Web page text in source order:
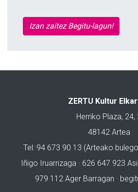
Izan zaitez Begitu-lagun!
ZERTU Kultur
Herriko Plaza, 24,
48142 Artea
Tel: 94 673 90 13 (Arteako
Iñigo Iruarrizaga · 626 647 923
979 112 Ager Barragan ·